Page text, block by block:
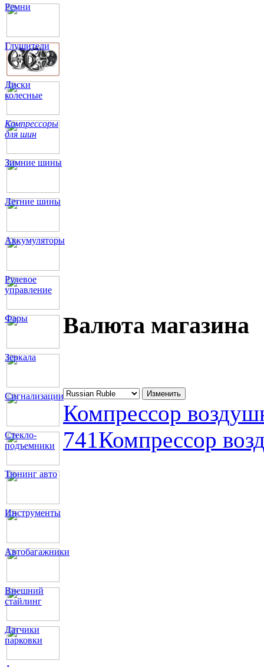
Ремни
Глушители
Диски
колесные
Компрессоры
для шин
Зимние шины
Летние шины
Аккумуляторы
Рулевое
управление
Фары
Зеркала
Сигнализации
Стекло-
подъемники
Тюнинг авто
Инструменты
Автобагажники
Внешний
стайлинг
Датчики
парковки
Валюта магазина
Компрессор
741Компрессор